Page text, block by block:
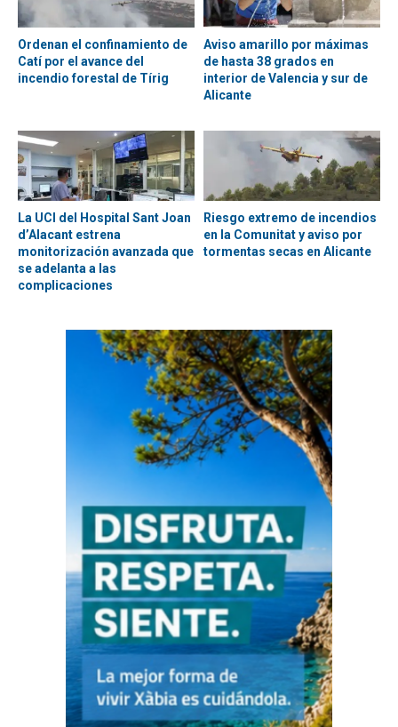
Ordenan el confinamiento de
Catí por el avance del
incendio forestal de Tírig
Aviso amarillo por máximas
de hasta 38 grados en
interior de Valencia y sur de
Alicante
La UCI del Hospital Sant Joan
d’Alacant estrena
monitorización avanzada que
se adelanta a las
complicaciones
Riesgo extremo de incendios
en la Comunitat y aviso por
tormentas secas en Alicante